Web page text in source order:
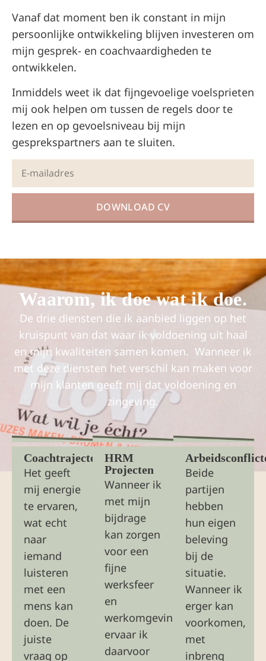
Vanaf dat moment ben ik constant in mijn
persoonlijke ontwikkeling blijven investeren om
mijn gesprek- en coachvaardigheden te
ontwikkelen.
Inmiddels weet ik dat fijngevoelige voelsprieten
mij ook helpen om tussen de regels door te
lezen en op gevoelsniveau bij mijn
gesprekspartners aan te sluiten.
DOWNLOAD CV
Waarom, ik doe wat ik doe.
De drie diensten die ik aanbied liggen op het
kruispunt van dat waar ik voldoening uit haal
en mijn kwaliteiten samen komen. Wanneer ik
met deze diensten het verschil kan maken voor
mijn klanten geeft mij dat voldoening en
zingeving.
Coachtrajecten
Het geeft
mij energie
te ervaren,
wat echt
naar
iemand
luisteren
met een
mens kan
doen. De
juiste
vraag op
HRM
Projecten
Wanneer ik
met mijn
bijdrage
kan zorgen
voor een
fijne
werksfeer
en
werkomgeving
ervaar ik
daarvoor
Beide
partijen
hebben
hun eigen
beleving
bij de
situatie.
Wanneer ik
erger kan
voorkomen,
met
inbreng